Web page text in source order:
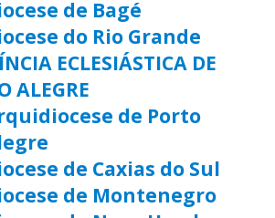
de Bagé
do Rio Grande
ECLESIÁSTICA DE
ALEGRE
de Porto
de Caxias do Sul
de Montenegro